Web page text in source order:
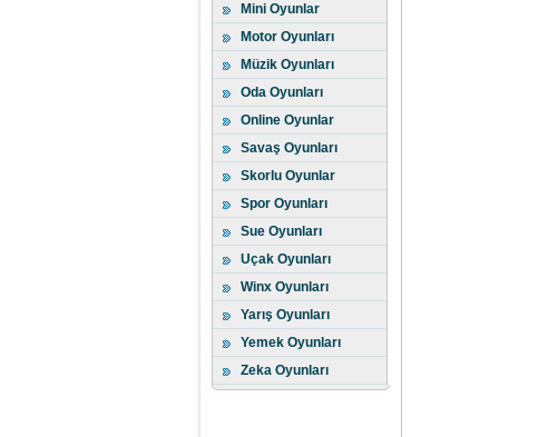
Mini Oyunlar
Motor Oyunları
Müzik Oyunları
Oda Oyunları
Online Oyunlar
Savaş Oyunları
Skorlu Oyunlar
Spor Oyunları
Sue Oyunları
Uçak Oyunları
Winx Oyunları
Yarış Oyunları
Yemek Oyunları
Zeka Oyunları